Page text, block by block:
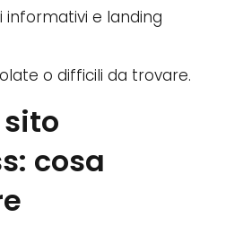
informativi e landing
o difficili da trovare.
cosa